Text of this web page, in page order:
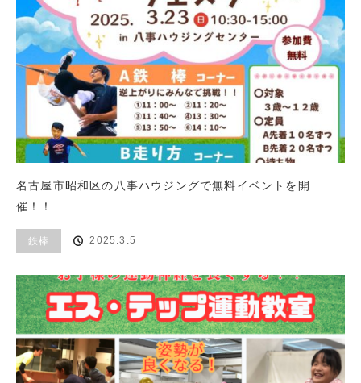
名古屋市昭和区の八事ハウジングで無料イベントを開
催！！
鉄棒 2025.3.5